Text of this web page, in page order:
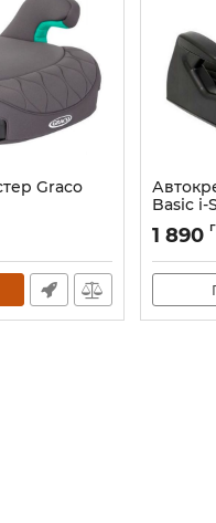
Graco
Basic i-
Артикул:
1 890